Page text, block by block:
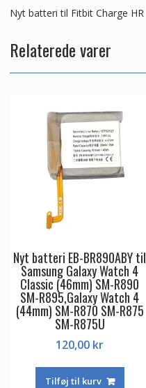
Nyt batteri til Fitbit Charge HR
Relaterede varer
Nyt batteri EB-BR890ABY til
Samsung Galaxy Watch 4
Classic (46mm) SM-R890
SM-R895,Galaxy Watch 4
(44mm) SM-R870 SM-R875
SM-R875U
120,00 kr
Tilføj til kurv